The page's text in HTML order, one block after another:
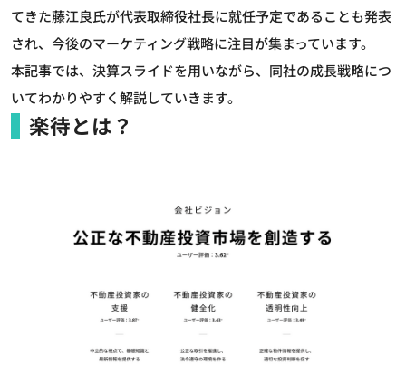
てきた藤江良氏が代表取締役社長に就任予定であることも発表
され、今後のマーケティング戦略に注目が集まっています。
本記事では、決算スライドを用いながら、同社の成長戦略につ
いてわかりやすく解説していきます。
楽待とは？